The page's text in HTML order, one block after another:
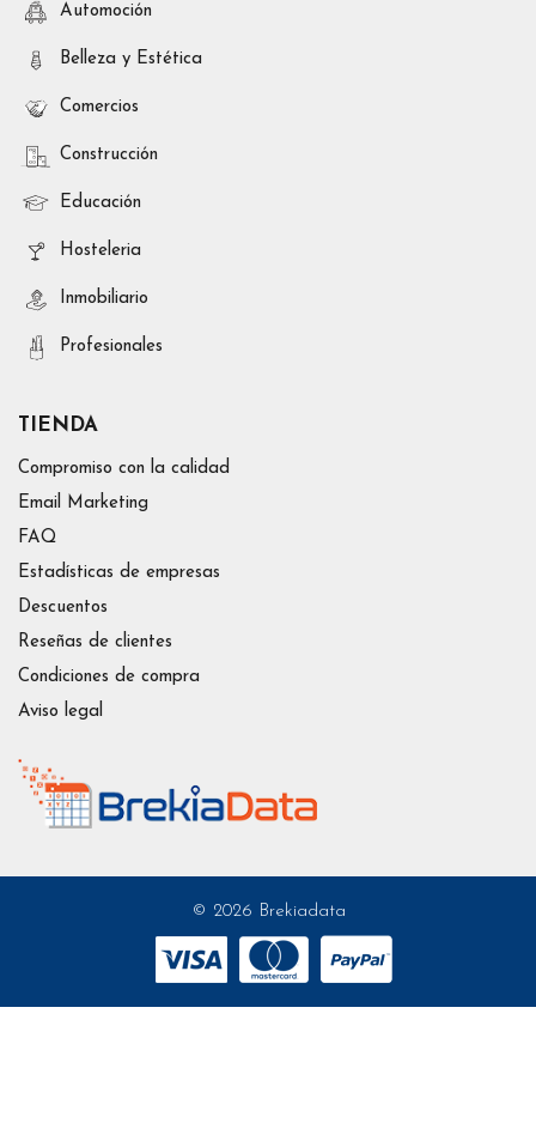
Automoción
Belleza y Estética
Comercios
Construcción
Educación
Hosteleria
Inmobiliario
Profesionales
TIENDA
Compromiso con la calidad
Email Marketing
FAQ
Estadísticas de empresas
Descuentos
Reseñas de clientes
Condiciones de compra
Aviso legal
© 2026 Brekiadata